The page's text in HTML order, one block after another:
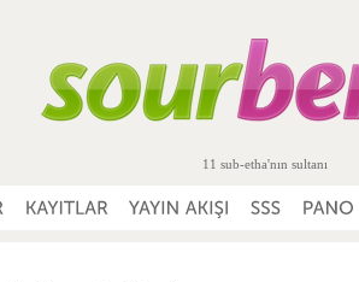
11 sub-etha'nın sultanı